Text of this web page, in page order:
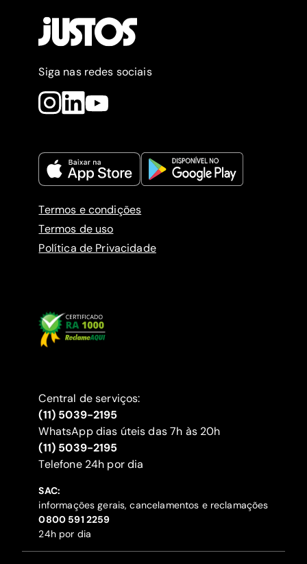
Siga nas redes sociais
Termos e condições
Termos de uso
Política de Privacidade
Central de serviços:
(11) 5039-2195
WhatsApp dias úteis das 7h às 20h
(11) 5039-2195
‍Telefone 24h por dia
SAC:
informações gerais, cancelamentos e reclamações
‍0800 591 2259
24h por dia